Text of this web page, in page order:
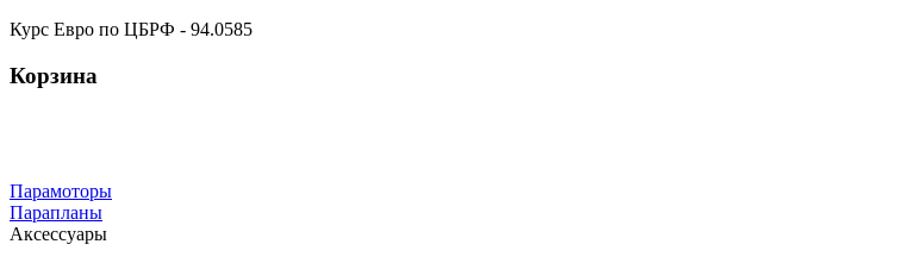
Курс Евро по ЦБРФ - 94.0585
Корзина
Парамоторы
Парапланы
Аксессуары